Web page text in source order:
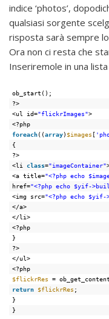
indice ‘photos’,
qualsiasi sorgente
risposta sarà sempre
Ora non ci resta che
Inseriremole in una
ob_start();
?>
<ul id="flickrImages">
<?php
foreach((array) $images [
{
?>
<li class="imageContainer"
<a title="<?php echo
href="<?php echo $yif-
<img src="<?php echo $yif-
</a>
</li>
<?php
}
?>
</ul>
<?php
$flickrRes =
return $flickrRes ;
}
}